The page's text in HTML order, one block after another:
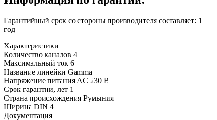
Гарантийный срок со стороны производителя составляет: 1
год
Характеристики
Количество каналов 4
Максимальный ток 6
Название линейки Gamma
Напряжение питания AC 230 В
Срок гарантии, лет 1
Страна происхождения Румыния
Ширина DIN 4
Документация